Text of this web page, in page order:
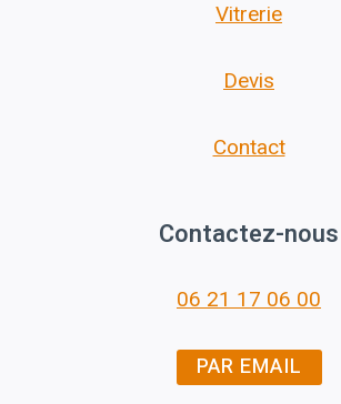
Vitrerie
Devis
Contact
Contactez-nous
06 21 17 06 00
PAR EMAIL